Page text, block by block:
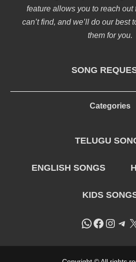
feature allows you to reach out
can’t find, and we’ll do our best
them for you.
SONG
Categories
TELUGU
ENGLISH SONGS
KIDS
WhatsApp
X